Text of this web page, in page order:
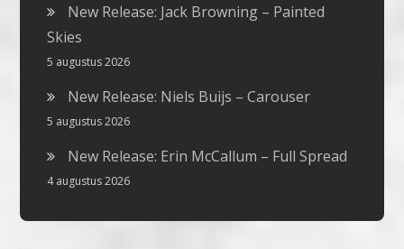
New Release: Jack Browning – Painted
Skies
5 augustus 2026
New Release: Niels Buijs – Carouser
5 augustus 2026
New Release: Erin McCallum – Full Spread
4 augustus 2026